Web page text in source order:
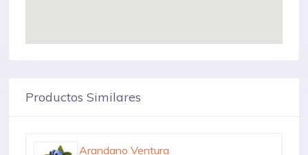
Productos Similares